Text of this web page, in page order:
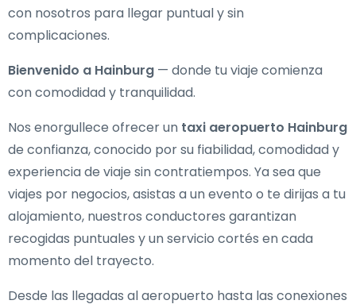
con nosotros para llegar puntual y sin
complicaciones.
Bienvenido a Hainburg — donde tu viaje comienza
con comodidad y tranquilidad.
Nos enorgullece ofrecer un taxi aeropuerto Hainburg
de confianza, conocido por su fiabilidad, comodidad y
experiencia de viaje sin contratiempos. Ya sea que
viajes por negocios, asistas a un evento o te dirijas a tu
alojamiento, nuestros conductores garantizan
recogidas puntuales y un servicio cortés en cada
momento del trayecto.
Desde las llegadas al aeropuerto hasta las conexiones